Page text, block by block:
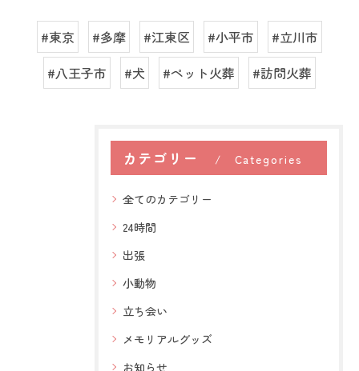
#東京 #多摩 #江東区 #小平市
#立川市
#八王子市
#犬 #ペット火葬 #訪問火葬
カテゴリー Categories
全てのカテゴリー
24時間
出張
小動物
立ち会い
メモリアルグッズ
お知らせ